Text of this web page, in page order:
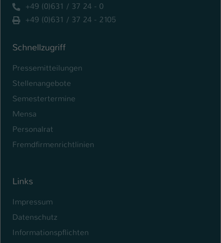
+49 (0)631 / 37 24 - 0
+49 (0)631 / 37 24 - 2105
Schnellzugriff
Pressemitteilungen
Stellenangebote
Semestertermine
Mensa
Personalrat
Fremdfirmenrichtlinien
Links
Impressum
Datenschutz
Informationspflichten